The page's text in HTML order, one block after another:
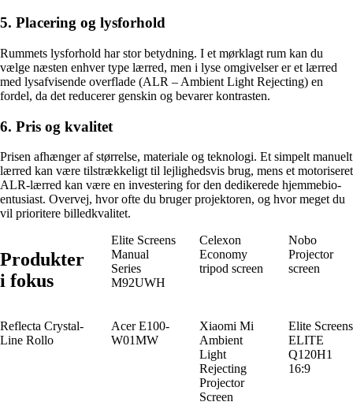
5. Placering og lysforhold
Rummets lysforhold har stor betydning. I et mørklagt rum kan du
vælge næsten enhver type lærred, men i lyse omgivelser er et lærred
med lysafvisende overflade (ALR – Ambient Light Rejecting) en
fordel, da det reducerer genskin og bevarer kontrasten.
6. Pris og kvalitet
Prisen afhænger af størrelse, materiale og teknologi. Et simpelt manuelt
lærred kan være tilstrækkeligt til lejlighedsvis brug, mens et motoriseret
ALR-lærred kan være en investering for den dedikerede hjemmebio-
entusiast. Overvej, hvor ofte du bruger projektoren, og hvor meget du
vil prioritere billedkvalitet.
Produkter
i fokus
Elite Screens
Manual
Series
M92UWH
Celexon
Economy
tripod screen
Nobo
Projector
screen
Reflecta Crystal-
Line Rollo
Acer E100-
W01MW
Xiaomi Mi
Ambient
Light
Rejecting
Projector
Screen
Elite Screens
ELITE
Q120H1
16:9